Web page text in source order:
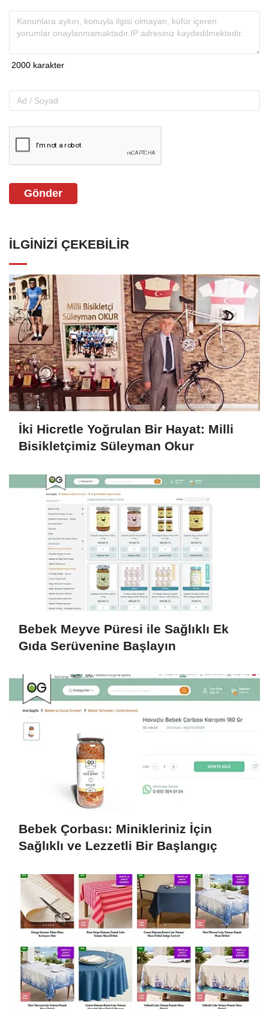
Gönder
İLGINIZI ÇEKEBILIR
İki Hicretle Yoğrulan Bir Hayat: Milli
Bisikletçimiz Süleyman Okur
Bebek Meyve Püresi ile Sağlıklı Ek
Gıda Serüvenine Başlayın
Bebek Çorbası: Minikleriniz İçin
Sağlıklı ve Lezzetli Bir Başlangıç